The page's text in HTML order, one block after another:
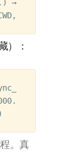
→ 目录里短暂
）：
。真